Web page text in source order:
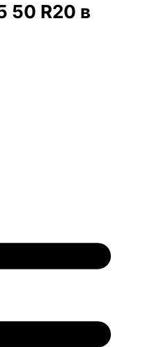
50 R20 в